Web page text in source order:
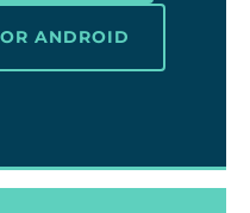
ANDROID